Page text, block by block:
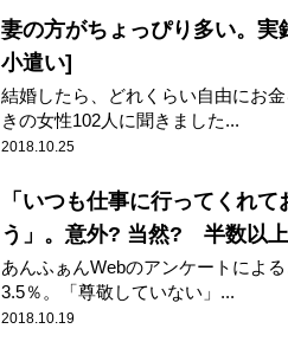
妻の方がちょっぴり多い。
小遣い]
結婚したら、どれくらい自由にお
きの女性102人に聞きました...
2018.10.25
「いつも仕事に行ってくれ
う」。意外? 当然? 半数以上
あんふぁんWebのアンケートによ
3.5％。「尊敬していない」...
2018.10.19